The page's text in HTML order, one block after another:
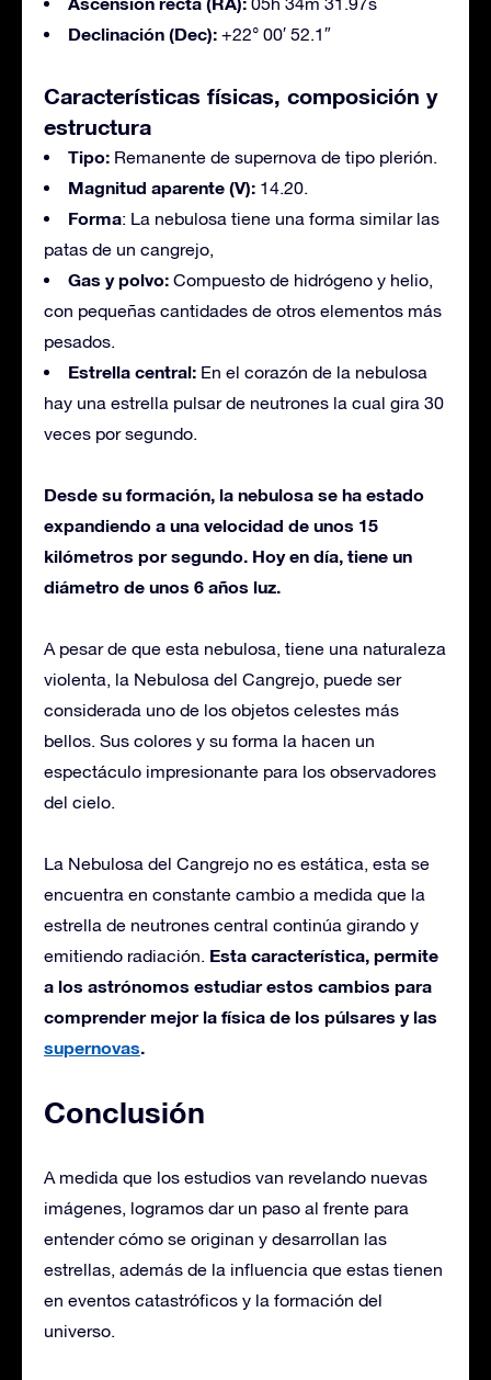
Declinación (Dec): +22° 00′ 52.1″
Características físicas, composición y
estructura
Tipo: Remanente de supernova de tipo plerión.
Magnitud aparente (V): 14.20.
Forma: La nebulosa tiene una forma similar las
patas de un cangrejo,
Gas y polvo: Compuesto de hidrógeno y helio,
con pequeñas cantidades de otros elementos más
pesados.
Estrella central: En el corazón de la nebulosa
hay una estrella pulsar de neutrones la cual gira 30
veces por segundo.
Desde su formación, la nebulosa se ha estado
expandiendo a una velocidad de unos 15
kilómetros por segundo. Hoy en día, tiene un
diámetro de unos 6 años luz.
A pesar de que esta nebulosa, tiene una naturaleza
violenta, la Nebulosa del Cangrejo, puede ser
considerada uno de los objetos celestes más
bellos. Sus colores y su forma la hacen un
espectáculo impresionante para los observadores
del cielo.
La Nebulosa del Cangrejo no es estática, esta se
encuentra en constante cambio a medida que la
estrella de neutrones central continúa girando y
emitiendo radiación. Esta característica, permite
a los astrónomos estudiar estos cambios para
comprender mejor la física de los púlsares y las
supernovas.
Conclusión
A medida que los estudios van revelando nuevas
imágenes, logramos dar un paso al frente para
entender cómo se originan y desarrollan las
estrellas, además de la influencia que estas tienen
en eventos catastróficos y la formación del
universo.